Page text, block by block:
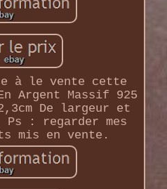
à le vente cette
Argent Massif 925
De largeur et
: regarder mes
mis en vente.